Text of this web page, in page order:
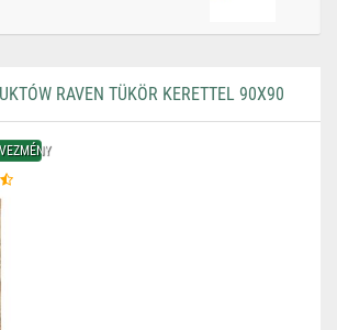
RAVEN TÜKÖR KERETTEL 90X90